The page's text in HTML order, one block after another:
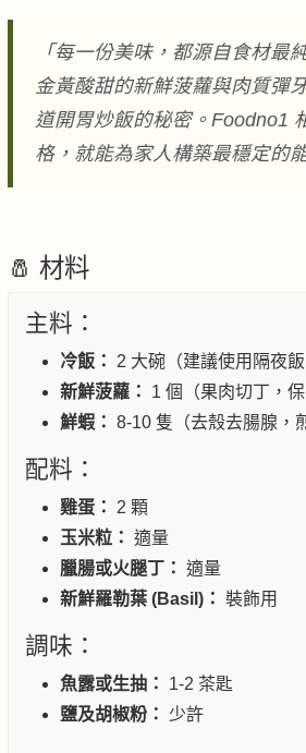
「每一份美味，都源自食材最
金黃酸甜的新鮮菠蘿與肉質彈
道開胃炒飯的秘密。Foodno1
格，就能為家人構築最穩定的
🧂 材料
主料：
冷飯： 2 大碗（建議使用隔夜飯
新鮮菠蘿：
1 個（果肉切丁，
鮮蝦： 8-10 隻（去殼去腸腺，
配料：
雞蛋： 2 顆
玉米粒： 適量
臘腸或火腿丁： 適量
新鮮羅勒葉 (Basil)： 裝飾用
調味：
魚露或生抽：
1-2 茶匙
鹽及胡椒粉：
少許